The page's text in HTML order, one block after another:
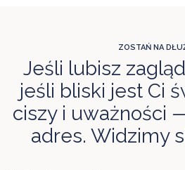
ZOSTAŃ NA
Jeśli lubisz
jeśli bliski jest Ci
ciszy i uważności
adres. Widzimy